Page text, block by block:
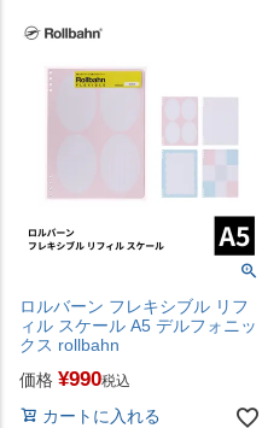
ロルバーン フレキシブル リフ
ィル スケール A5 デルフォニッ
クス rollbahn
価格 ¥990税込
カートに入れる